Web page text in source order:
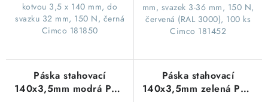
kotvou 3,5 x 140 mm, do
svazku 32 mm, 150 N, černá
Cimco 181850
mm, svazek 3-36 mm, 150 N,
červená (RAL 3000), 100 ks
Cimco 181452
Páska stahovací
140x3,5mm modrá PVC
Páska stahovací
140x3,5mm zelená PVC